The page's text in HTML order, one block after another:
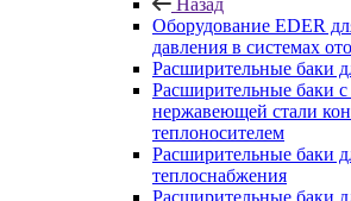
Назад
Оборудование EDER
давления в системах
Расширительные баки
Расширительные баки
нержавеющей стали
теплоносителем
Расширительные баки
теплоснабжения
Расширительные баки